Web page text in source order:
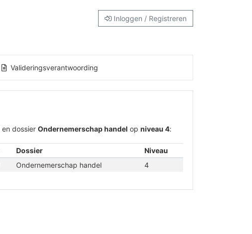
Inloggen / Registreren
Valideringsverantwoording
en dossier Ondernemerschap handel op niveau 4:
Dossier
Niveau
Ondernemerschap handel 4